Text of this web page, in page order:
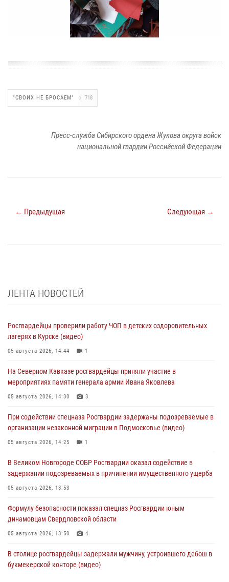
"СВОИХ НЕ БРОСАЕМ" 718
Пресс-служба Сибирского ордена Жукова округа войск
национальной гвардии Российской Федерации
← Предыдущая Следующая →
ЛЕНТА НОВОСТЕЙ
Росгвардейцы проверили работу ЧОП в детских оздоровительных
лагерях в Курске (видео)
05 августа 2026, 14:44 1
На Северном Кавказе росгвардейцы приняли участие в
мероприятиях памяти генерала армии Ивана Яковлева
05 августа 2026, 14:30 3
При содействии спецназа Росгвардии задержаны подозреваемые в
организации незаконной миграции в Подмосковье (видео)
05 августа 2026, 14:25 1
В Великом Новгороде СОБР Росгвардии оказал содействие в
задержании подозреваемых в причинении имущественного ущерба
05 августа 2026, 13:53
Формулу безопасности показал спецназ Росгвардии юным
динамовцам Свердловской области
05 августа 2026, 13:50 4
В столице росгвардейцы задержали мужчину, устроившего дебош в
букмекерской конторе (видео)